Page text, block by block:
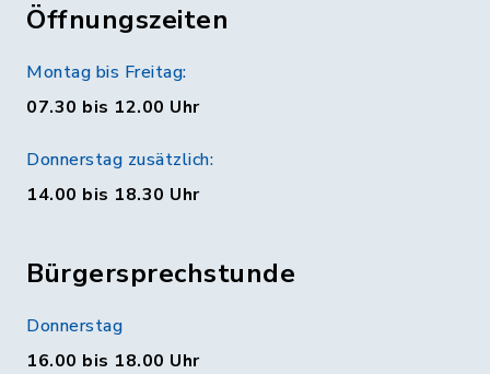
Öffnungszeiten
Montag bis Freitag:
07.30 bis 12.00 Uhr
Donnerstag zusätzlich:
14.00 bis 18.30 Uhr
Bürgersprechstunde
Donnerstag
16.00 bis 18.00 Uhr